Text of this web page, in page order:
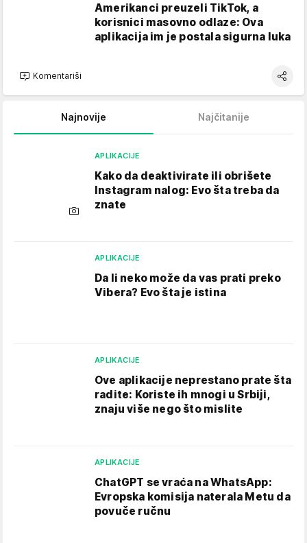
Amerikanci preuzeli TikTok, a
korisnici masovno odlaze: Ova
aplikacija im je postala sigurna luka
Komentariši
Najnovije Najčitanije
APLIKACIJE
Kako da deaktivirate ili obrišete
Instagram nalog: Evo šta treba da
znate
APLIKACIJE
Da li neko može da vas prati preko
Vibera? Evo šta je istina
APLIKACIJE
Ove aplikacije neprestano prate šta
radite: Koriste ih mnogi u Srbiji,
znaju više nego što mislite
APLIKACIJE
ChatGPT se vraća na WhatsApp:
Evropska komisija naterala Metu da
povuče ručnu